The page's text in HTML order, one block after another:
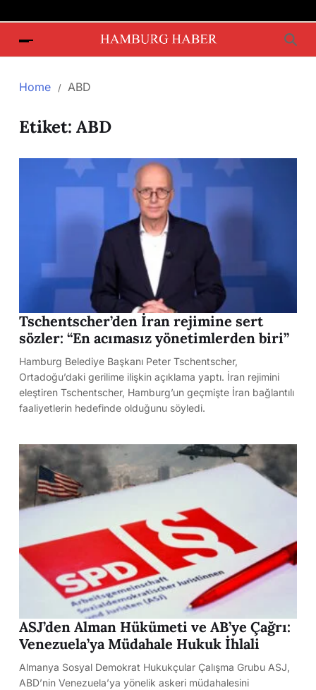
Home ABD
Etiket: ABD
Tschentscher’den İran rejimine sert
sözler: “En acımasız yönetimlerden biri”
Hamburg Belediye Başkanı Peter Tschentscher,
Ortadoğu’daki gerilime ilişkin açıklama yaptı. İran rejimini
eleştiren Tschentscher, Hamburg’un geçmişte İran bağlantılı
faaliyetlerin hedefinde olduğunu söyledi.
ASJ’den Alman Hükümeti ve AB’ye Çağrı:
Venezuela’ya Müdahale Hukuk İhlali
Almanya Sosyal Demokrat Hukukçular Çalışma Grubu ASJ,
ABD’nin Venezuela’ya yönelik askeri müdahalesini